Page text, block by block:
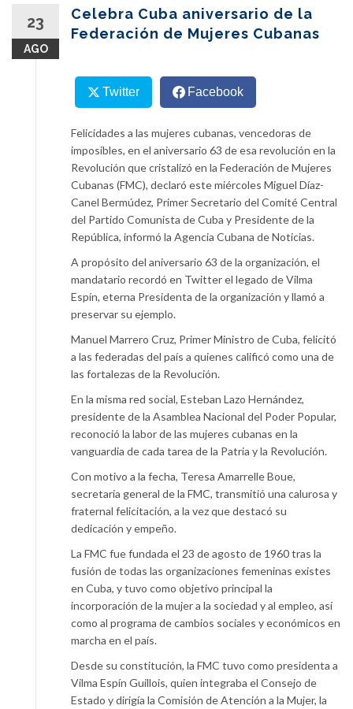
23
AGO
Celebra Cuba aniversario de la
Federación de Mujeres Cubanas
Twitter Facebook
Felicidades a las mujeres cubanas, vencedoras de
imposibles, en el aniversario 63 de esa revolución en la
Revolución que cristalizó en la Federación de Mujeres
Cubanas (FMC), declaró este miércoles Miguel Díaz-
Canel Bermúdez, Primer Secretario del Comité Central
del Partido Comunista de Cuba y Presidente de la
República, informó la Agencia Cubana de Noticias.
A propósito del aniversario 63 de la organización, el
mandatario recordó en Twitter el legado de Vilma
Espín, eterna Presidenta de la organización y llamó a
preservar su ejemplo.
Manuel Marrero Cruz, Primer Ministro de Cuba, felicitó
a las federadas del país a quienes calificó como una de
las fortalezas de la Revolución.
En la misma red social, Esteban Lazo Hernández,
presidente de la Asamblea Nacional del Poder Popular,
reconoció la labor de las mujeres cubanas en la
vanguardia de cada tarea de la Patria y la Revolución.
Con motivo a la fecha, Teresa Amarrelle Boue,
secretaria general de la FMC, transmitió una calurosa y
fraternal felicitación, a la vez que destacó su
dedicación y empeño.
La FMC fue fundada el 23 de agosto de 1960 tras la
fusión de todas las organizaciones femeninas existes
en Cuba, y tuvo como objetivo principal la
incorporación de la mujer a la sociedad y al empleo, así
como al programa de cambios sociales y económicos en
marcha en el país.
Desde su constitución, la FMC tuvo como presidenta a
Vilma Espín Guillois, quien integraba el Consejo de
Estado y dirigía la Comisión de Atención a la Mujer, la